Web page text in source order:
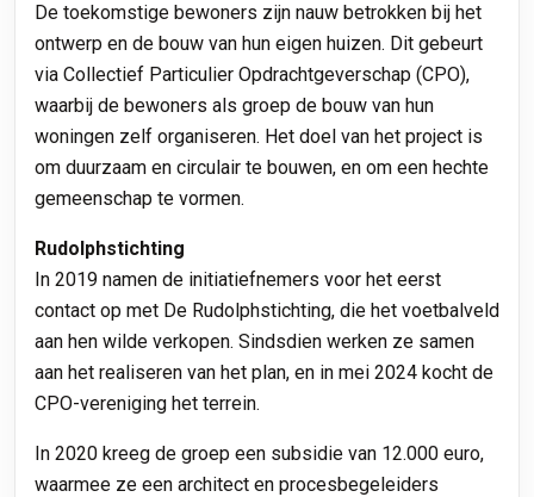
De toekomstige bewoners zijn nauw betrokken bij het
ontwerp en de bouw van hun eigen huizen. Dit gebeurt
via Collectief Particulier Opdrachtgeverschap (CPO),
waarbij de bewoners als groep de bouw van hun
woningen zelf organiseren. Het doel van het project is
om duurzaam en circulair te bouwen, en om een hechte
gemeenschap te vormen.
Rudolphstichting
In 2019 namen de initiatiefnemers voor het eerst
contact op met De Rudolphstichting, die het voetbalveld
aan hen wilde verkopen. Sindsdien werken ze samen
aan het realiseren van het plan, en in mei 2024 kocht de
CPO-vereniging het terrein.
In 2020 kreeg de groep een subsidie van 12.000 euro,
waarmee ze een architect en procesbegeleiders